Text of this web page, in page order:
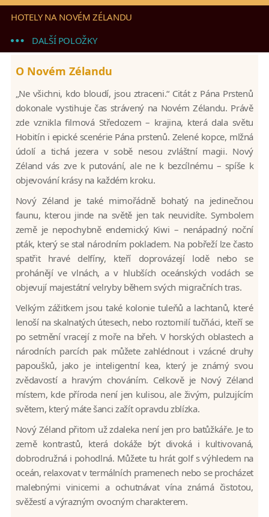
HOTELY NA NOVÉM ZÉLANDU
DALŠÍ POLOŽKY
O Novém Zélandu
„Ne všichni, kdo bloudí, jsou ztraceni.“ Citát z Pána Prstenů
dokonale vystihuje čas strávený na Novém Zélandu. Právě
zde vznikla filmová Středozem – krajina, která dala světu
Hobitín i epické scenérie Pána prstenů. Zelené kopce, mlžná
údolí a tichá jezera v sobě nesou zvláštní magii. Nový
Zéland vás zve k putování, ale ne k bezcílnému – spíše k
objevování krásy na každém kroku.
Nový Zéland je také mimořádně bohatý na jedinečnou
faunu, kterou jinde na světě jen tak neuvidíte. Symbolem
země je nepochybně endemický Kiwi – nenápadný noční
pták, který se stal národním pokladem. Na pobřeží lze často
spatřit hravé delfíny, kteří doprovázejí lodě nebo se
prohánějí ve vlnách, a v hlubších oceánských vodách se
objevují majestátní velryby během svých migračních tras.
Velkým zážitkem jsou také kolonie tuleňů a lachtanů, které
lenoší na skalnatých útesech, nebo roztomilí tučňáci, kteří se
po setmění vracejí z moře na břeh. V horských oblastech a
národních parcích pak můžete zahlédnout i vzácné druhy
papoušků, jako je inteligentní kea, který je známý svou
zvědavostí a hravým chováním. Celkově je Nový Zéland
místem, kde příroda není jen kulisou, ale živým, pulzujícím
světem, který máte šanci zažít opravdu zblízka.
Nový Zéland přitom už zdaleka není jen pro batůžkáře. Je to
země kontrastů, která dokáže být divoká i kultivovaná,
dobrodružná i pohodlná. Můžete tu hrát golf s výhledem na
oceán, relaxovat v termálních pramenech nebo se procházet
malebnými vinicemi a ochutnávat vína známá čistotou,
svěžestí a výrazným ovocným charakterem.